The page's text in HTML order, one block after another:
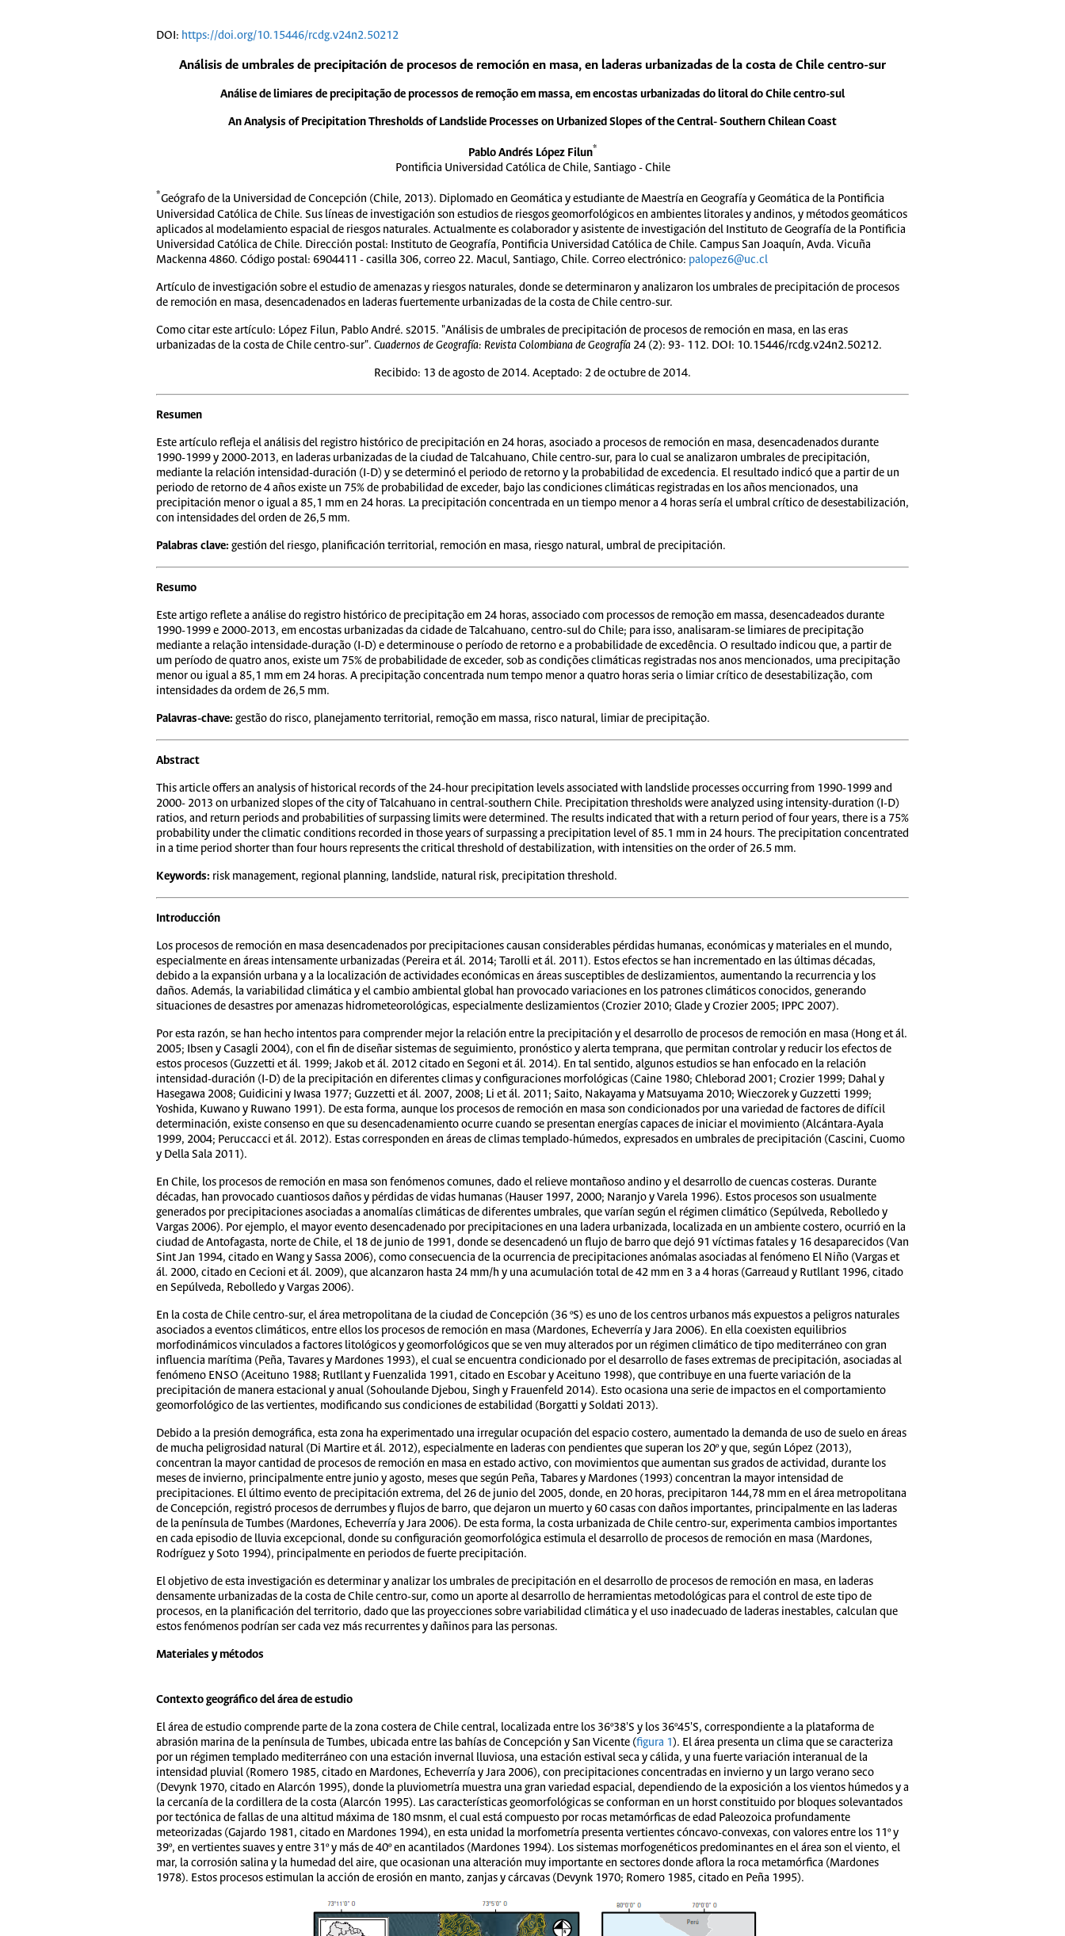
DOI: https://doi.org/10.15446/rcdg.v24n2.50212
Análisis de umbrales de precipitación de procesos de remoción en masa, en laderas urbanizadas de la costa de Chile centro-sur
Análise de limiares de precipitação de processos de remoção em massa, em encostas urbanizadas do litoral do Chile centro-sul
An Analysis of Precipitation Thresholds of Landslide Processes on Urbanized Slopes of the Central- Southern Chilean Coast
Pablo Andrés López Filun*
Pontificia Universidad Católica de Chile, Santiago - Chile
*Geógrafo de la Universidad de Concepción (Chile, 2013). Diplomado en Geomática y estudiante de Maestría en Geografía y Geomática de la Pontificia
Universidad Católica de Chile. Sus líneas de investigación son estudios de riesgos geomorfológicos en ambientes litorales y andinos, y métodos geomáticos
aplicados al modelamiento espacial de riesgos naturales. Actualmente es colaborador y asistente de investigación del Instituto de Geografía de la Pontificia
Universidad Católica de Chile. Dirección postal: Instituto de Geografía, Pontificia Universidad Católica de Chile. Campus San Joaquín, Avda. Vicuña
Mackenna 4860. Código postal: 6904411 - casilla 306, correo 22. Macul, Santiago, Chile. Correo electrónico: palopez6@uc.cl
Artículo de investigación sobre el estudio de amenazas y riesgos naturales, donde se determinaron y analizaron los umbrales de precipitación de procesos
de remoción en masa, desencadenados en laderas fuertemente urbanizadas de la costa de Chile centro-sur.
Como citar este artículo: López Filun, Pablo André. s2015. "Análisis de umbrales de precipitación de procesos de remoción en masa, en las eras
urbanizadas de la costa de Chile centro-sur". Cuadernos de Geografía: Revista Colombiana de Geografía 24 (2): 93- 112. DOI: 10.15446/rcdg.v24n2.50212.
Recibido: 13 de agosto de 2014. Aceptado: 2 de octubre de 2014.
Resumen
Este artículo refleja el análisis del registro histórico de precipitación en 24 horas, asociado a procesos de remoción en masa, desencadenados durante
1990-1999 y 2000-2013, en laderas urbanizadas de la ciudad de Talcahuano, Chile centro-sur, para lo cual se analizaron umbrales de precipitación,
mediante la relación intensidad-duración (I-D) y se determinó el periodo de retorno y la probabilidad de excedencia. El resultado indicó que a partir de un
periodo de retorno de 4 años existe un 75% de probabilidad de exceder, bajo las condiciones climáticas registradas en los años mencionados, una
precipitación menor o igual a 85,1 mm en 24 horas. La precipitación concentrada en un tiempo menor a 4 horas sería el umbral crítico de desestabilización,
con intensidades del orden de 26,5 mm.
Palabras clave: gestión del riesgo, planificación territorial, remoción en masa, riesgo natural, umbral de precipitación.
Resumo
Este artigo reflete a análise do registro histórico de precipitação em 24 horas, associado com processos de remoção em massa, desencadeados durante
1990-1999 e 2000-2013, em encostas urbanizadas da cidade de Talcahuano, centro-sul do Chile; para isso, analisaram-se limiares de precipitação
mediante a relação intensidade-duração (I-D) e determinouse o período de retorno e a probabilidade de excedência. O resultado indicou que, a partir de
um período de quatro anos, existe um 75% de probabilidade de exceder, sob as condições climáticas registradas nos anos mencionados, uma precipitação
menor ou igual a 85,1 mm em 24 horas. A precipitação concentrada num tempo menor a quatro horas seria o limiar crítico de desestabilização, com
intensidades da ordem de 26,5 mm.
Palavras-chave: gestão do risco, planejamento territorial, remoção em massa, risco natural, limiar de precipitação.
Abstract
This article offers an analysis of historical records of the 24-hour precipitation levels associated with landslide processes occurring from 1990-1999 and
2000- 2013 on urbanized slopes of the city of Talcahuano in central-southern Chile. Precipitation thresholds were analyzed using intensity-duration (I-D)
ratios, and return periods and probabilities of surpassing limits were determined. The results indicated that with a return period of four years, there is a 75%
probability under the climatic conditions recorded in those years of surpassing a precipitation level of 85.1 mm in 24 hours. The precipitation concentrated
in a time period shorter than four hours represents the critical threshold of destabilization, with intensities on the order of 26.5 mm.
Keywords: risk management, regional planning, landslide, natural risk, precipitation threshold.
Introducción
Los procesos de remoción en masa desencadenados por precipitaciones causan considerables pérdidas humanas, económicas y materiales en el mundo,
especialmente en áreas intensamente urbanizadas (Pereira et ál. 2014; Tarolli et ál. 2011). Estos efectos se han incrementado en las últimas décadas,
debido a la expansión urbana y a la localización de actividades económicas en áreas susceptibles de deslizamientos, aumentando la recurrencia y los
daños. Además, la variabilidad climática y el cambio ambiental global han provocado variaciones en los patrones climáticos conocidos, generando
situaciones de desastres por amenazas hidrometeorológicas, especialmente deslizamientos (Crozier 2010; Glade y Crozier 2005; IPPC 2007).
Por esta razón, se han hecho intentos para comprender mejor la relación entre la precipitación y el desarrollo de procesos de remoción en masa (Hong et ál.
2005; Ibsen y Casagli 2004), con el fin de diseñar sistemas de seguimiento, pronóstico y alerta temprana, que permitan controlar y reducir los efectos de
estos procesos (Guzzetti et ál. 1999; Jakob et ál. 2012 citado en Segoni et ál. 2014). En tal sentido, algunos estudios se han enfocado en la relación
intensidad-duración (I-D) de la precipitación en diferentes climas y configuraciones morfológicas (Caine 1980; Chleborad 2001; Crozier 1999; Dahal y
Hasegawa 2008; Guidicini y Iwasa 1977; Guzzetti et ál. 2007, 2008; Li et ál. 2011; Saito, Nakayama y Matsuyama 2010; Wieczorek y Guzzetti 1999;
Yoshida, Kuwano y Ruwano 1991). De esta forma, aunque los procesos de remoción en masa son condicionados por una variedad de factores de difícil
determinación, existe consenso en que su desencadenamiento ocurre cuando se presentan energías capaces de iniciar el movimiento (Alcántara-Ayala
1999, 2004; Peruccacci et ál. 2012). Estas corresponden en áreas de climas templado-húmedos, expresados en umbrales de precipitación (Cascini, Cuomo
y Della Sala 2011).
En Chile, los procesos de remoción en masa son fenómenos comunes, dado el relieve montañoso andino y el desarrollo de cuencas costeras. Durante
décadas, han provocado cuantiosos daños y pérdidas de vidas humanas (Hauser 1997, 2000; Naranjo y Varela 1996). Estos procesos son usualmente
generados por precipitaciones asociadas a anomalías climáticas de diferentes umbrales, que varían según el régimen climático (Sepúlveda, Rebolledo y
Vargas 2006). Por ejemplo, el mayor evento desencadenado por precipitaciones en una ladera urbanizada, localizada en un ambiente costero, ocurrió en la
ciudad de Antofagasta, norte de Chile, el 18 de junio de 1991, donde se desencadenó un flujo de barro que dejó 91 víctimas fatales y 16 desaparecidos (Van
Sint Jan 1994, citado en Wang y Sassa 2006), como consecuencia de la ocurrencia de precipitaciones anómalas asociadas al fenómeno El Niño (Vargas et
ál. 2000, citado en Cecioni et ál. 2009), que alcanzaron hasta 24 mm/h y una acumulación total de 42 mm en 3 a 4 horas (Garreaud y Rutllant 1996, citado
en Sepúlveda, Rebolledo y Vargas 2006).
En la costa de Chile centro-sur, el área metropolitana de la ciudad de Concepción (36 ºS) es uno de los centros urbanos más expuestos a peligros naturales
asociados a eventos climáticos, entre ellos los procesos de remoción en masa (Mardones, Echeverría y Jara 2006). En ella coexisten equilibrios
morfodinámicos vinculados a factores litológicos y geomorfológicos que se ven muy alterados por un régimen climático de tipo mediterráneo con gran
influencia marítima (Peña, Tavares y Mardones 1993), el cual se encuentra condicionado por el desarrollo de fases extremas de precipitación, asociadas al
fenómeno ENSO (Aceituno 1988; Rutllant y Fuenzalida 1991, citado en Escobar y Aceituno 1998), que contribuye en una fuerte variación de la
precipitación de manera estacional y anual (Sohoulande Djebou, Singh y Frauenfeld 2014). Esto ocasiona una serie de impactos en el comportamiento
geomorfológico de las vertientes, modificando sus condiciones de estabilidad (Borgatti y Soldati 2013).
Debido a la presión demográfica, esta zona ha experimentado una irregular ocupación del espacio costero, aumentado la demanda de uso de suelo en áreas
de mucha peligrosidad natural (Di Martire et ál. 2012), especialmente en laderas con pendientes que superan los 20º y que, según López (2013),
concentran la mayor cantidad de procesos de remoción en masa en estado activo, con movimientos que aumentan sus grados de actividad, durante los
meses de invierno, principalmente entre junio y agosto, meses que según Peña, Tabares y Mardones (1993) concentran la mayor intensidad de
precipitaciones. El último evento de precipitación extrema, del 26 de junio del 2005, donde, en 20 horas, precipitaron 144,78 mm en el área metropolitana
de Concepción, registró procesos de derrumbes y flujos de barro, que dejaron un muerto y 60 casas con daños importantes, principalmente en las laderas
de la península de Tumbes (Mardones, Echeverría y Jara 2006). De esta forma, la costa urbanizada de Chile centro-sur, experimenta cambios importantes
en cada episodio de lluvia excepcional, donde su configuración geomorfológica estimula el desarrollo de procesos de remoción en masa (Mardones,
Rodríguez y Soto 1994), principalmente en periodos de fuerte precipitación.
El objetivo de esta investigación es determinar y analizar los umbrales de precipitación en el desarrollo de procesos de remoción en masa, en laderas
densamente urbanizadas de la costa de Chile centro-sur, como un aporte al desarrollo de herramientas metodológicas para el control de este tipo de
procesos, en la planificación del territorio, dado que las proyecciones sobre variabilidad climática y el uso inadecuado de laderas inestables, calculan que
estos fenómenos podrían ser cada vez más recurrentes y dañinos para las personas.
Materiales y métodos
Contexto geográfico del área de estudio
El área de estudio comprende parte de la zona costera de Chile central, localizada entre los 36º38'S y los 36º45'S, correspondiente a la plataforma de
abrasión marina de la península de Tumbes, ubicada entre las bahías de Concepción y San Vicente (figura 1 ). El área presenta un clima que se caracteriza
por un régimen templado mediterráneo con una estación invernal lluviosa, una estación estival seca y cálida, y una fuerte variación interanual de la
intensidad pluvial (Romero 1985, citado en Mardones, Echeverría y Jara 2006), con precipitaciones concentradas en invierno y un largo verano seco
(Devynk 1970, citado en Alarcón 1995), donde la pluviometría muestra una gran variedad espacial, dependiendo de la exposición a los vientos húmedos y a
la cercanía de la cordillera de la costa (Alarcón 1995). Las características geomorfológicas se conforman en un horst constituido por bloques solevantados
por tectónica de fallas de una altitud máxima de 180 msnm, el cual está compuesto por rocas metamórficas de edad Paleozoica profundamente
meteorizadas (Gajardo 1981, citado en Mardones 1994), en esta unidad la morfometría presenta vertientes cóncavo-convexas, con valores entre los 11º y
39º, en vertientes suaves y entre 31º y más de 40º en acantilados (Mardones 1994). Los sistemas morfogenéticos predominantes en el área son el viento, el
mar, la corrosión salina y la humedad del aire, que ocasionan una alteración muy importante en sectores donde aflora la roca metamórfica (Mardones
1978). Estos procesos estimulan la acción de erosión en manto, zanjas y cárcavas (Devynk 1970; Romero 1985, citado en Peña 1995).